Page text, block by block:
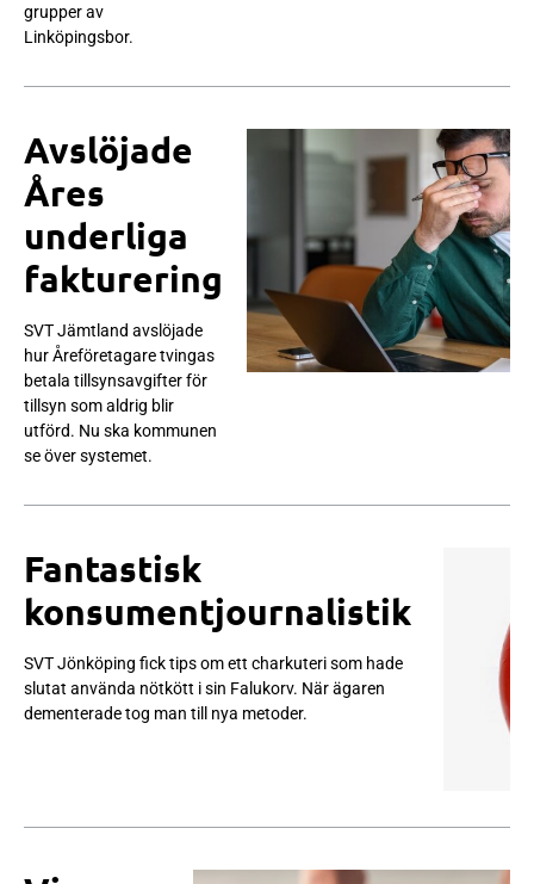
grupper av
Linköpingsbor.
Avslöjade
Åres
underliga
fakturering
SVT Jämtland avslöjade
hur Åreföretagare tvingas
betala tillsynsavgifter för
tillsyn som aldrig blir
utförd. Nu ska kommunen
se över systemet.
Fantastisk
konsumentjournalistik
SVT Jönköping fick tips om ett charkuteri som hade
slutat använda nötkött i sin Falukorv. När ägaren
dementerade tog man till nya metoder.